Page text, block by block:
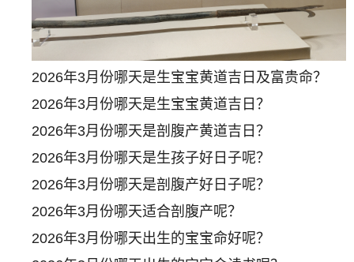
2026年3月份哪天是生宝宝黄道吉日及富贵命？
2026年3月份哪天是生宝宝黄道吉日？
2026年3月份哪天是剖腹产黄道吉日？
2026年3月份哪天是生孩子好日子呢？
2026年3月份哪天是剖腹产好日子呢？
2026年3月份哪天适合剖腹产呢？
2026年3月份哪天出生的宝宝命好呢？